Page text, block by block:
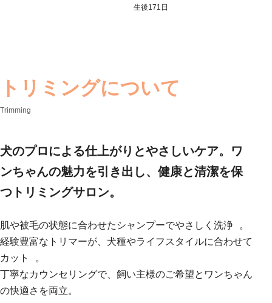
生後171日
トリミングについて
Trimming
犬のプロによる仕上がりとやさしいケア。ワ
ンちゃんの魅力を引き出し、健康と清潔を保
つトリミングサロン。
肌や被毛の状態に合わせたシャンプーでやさしく洗浄 。
経験豊富なトリマーが、犬種やライフスタイルに合わせて
カット 。
丁寧なカウンセリングで、飼い主様のご希望とワンちゃん
の快適さを両立。